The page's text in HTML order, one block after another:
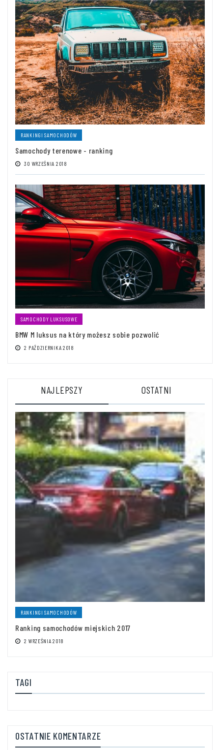
RANKINGI SAMOCHODÓW
Samochody terenowe - ranking
30 WRZEŚNIA 2018
SAMOCHODY LUKSUSOWE
BMW M luksus na który możesz sobie pozwolić
2 PAŹDZIERNIKA 2018
NAJLEPSZY OSTATNI
RANKINGI SAMOCHODÓW
Ranking samochodów miejskich 2017
2 WRZEŚNIA 2018
TAGI
OSTATNIE KOMENTARZE